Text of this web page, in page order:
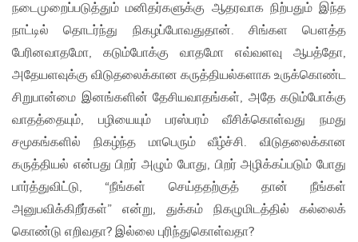
நடைமுறைப்படுத்தும் மனிதர்களுக்கு ஆதரவாக நிற்பதும் இந்த
நாட்டில் தொடர்ந்து நிகழப்போவதுதான். சிங்கள பௌத்த
பேரினவாதமோ, கடும்போக்கு வாதமோ எவ்வளவு ஆபத்தோ,
அதேயளவுக்கு விடுதலைக்கான கருத்தியல்களாக உருக்கொண்ட
சிறுபான்மை இனங்களின் தேசியவாதங்கள், அதே கடும்போக்கு
வாதத்தையும், பழியையும் பரஸ்பரம் வீசிக்கொள்வது நமது
சமூகங்களில் நிகழ்ந்த மாபெரும் வீழ்ச்சி. விடுதலைக்கான
கருத்தியல் என்பது பிறர் அழும் போது, பிறர் அழிக்கப்படும் போது
பார்த்துவிட்டு, “நீங்கள் செய்ததற்குத் தான் நீங்கள்
அனுபவிக்கிறீர்கள்” என்று, துக்கம் நிகழுமிடத்தில் கல்லைக்
கொண்டு எறிவதா? இல்லை புரிந்துகொள்வதா?